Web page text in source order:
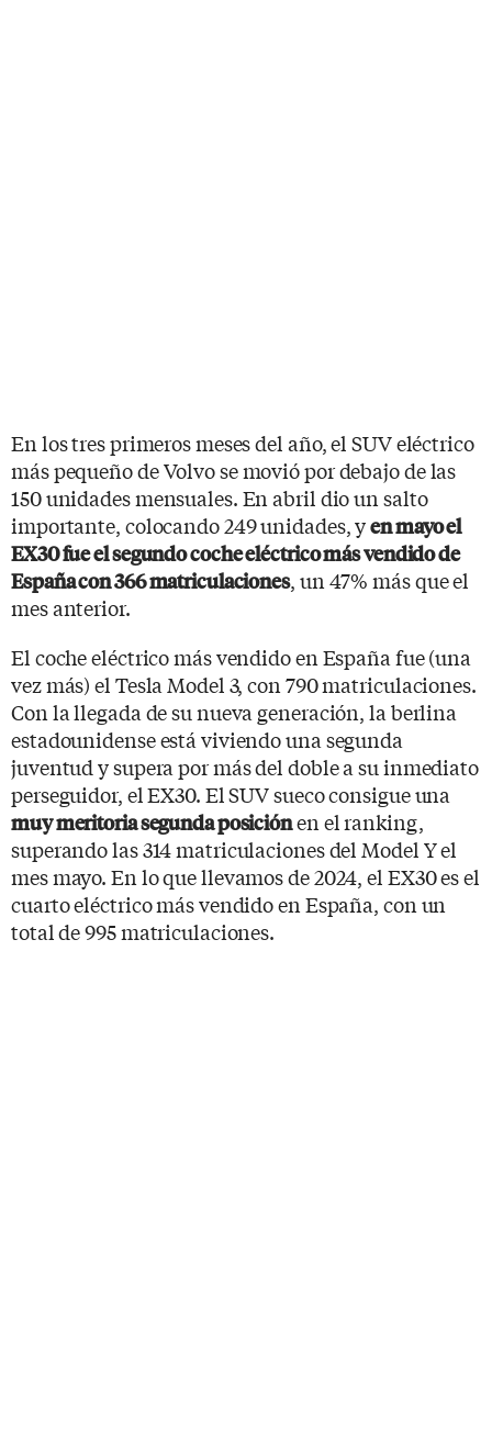
En los tres primeros meses del año, el SUV eléctrico
más pequeño de Volvo se movió por debajo de las
150 unidades mensuales. En abril dio un salto
importante, colocando 249 unidades, yen mayo el
EX30 fue el segundo coche eléctrico más vendido de
España con 366 matriculaciones, un 47% más que el
mes anterior.
El coche eléctrico más vendido en España fue (una
vez más) el Tesla Model 3, con 790 matriculaciones.
Con la llegada de su nueva generación, la berlina
estadounidense está viviendo una segunda
juventud y supera por más del doble a su inmediato
perseguidor, el EX30. El SUV sueco consigue una
muy meritoria segunda posiciónen el ranking,
superando las 314 matriculaciones del Model Y el
mes mayo. En lo que llevamos de 2024, el EX30 es el
cuarto eléctrico más vendido en España, con un
total de 995 matriculaciones.